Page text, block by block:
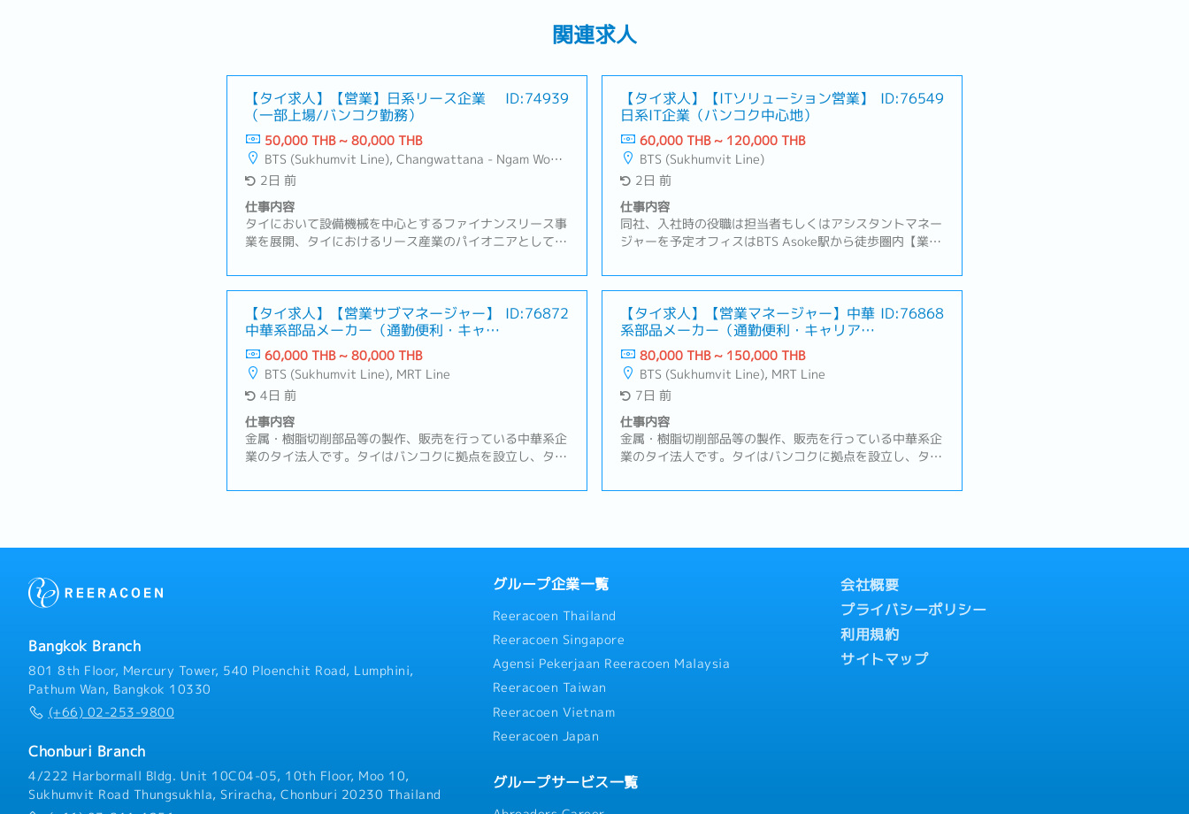
関連求人
【タイ求人】【営業】日系リース企業
（一部上場/バンコク勤務）
ID:74939
50,000 THB ~ 80,000 THB
BTS (Sukhumvit Line), Changwattana - Ngam Wong Wan, Lat Phrao, Din Daeng/Vibhavadi/Don Muang, Sai Mai
2日 前
仕事内容
タイにおいて設備機械を中心とするファイナンスリース事
業を展開、タイにおけるリース産業のパイオニアとしてそ
利便性向上のために、各種ファイナンスサービスの拡大を
図っております。【業務内容】・新規および既存顧客への
アプローチ（電話・メール・訪問）・日系企業向けの営
業・サポート業務・顧客ニーズのヒアリングおよび最適な
サービス・商品の提案・見積書の作成および価格・契約条
件の交渉・受注後の各種手続き（書類回収、社内連携、納
品までの進行管理）・顧客との関係構築および継続的なフ
ォローアップ・与信申請および関連書類の作成・社内関係
部署と顧客間の調整業務・売上目標（KPI）の達成・顧客
満足度の維持・向上および問題発生時の迅速な対応
【タイ求人】【ITソリューション営業】
日系IT企業（バンコク中心地）
ID:76549
60,000 THB ~ 120,000 THB
BTS (Sukhumvit Line)
2日 前
仕事内容
同社、入社時の役職は担当者もしくはアシスタントマネー
ジャーを予定オフィスはBTS Asoke駅から徒歩圏内【業務
ビス導入提案・業務改善やシステム化改善のパッケージ提
案・顧客の抱える問題やご要望をヒアリング、最適な解決
策を提案・顧客の目的を最大化するため、コスト・運用の
バランスを考えた提案・顧客の多くは製造業のため工業団
地へ訪問（アユタヤ周辺、サムットプラカーン、アマタナ
コンなど）・訪問時はドライバー付き社用車を利用
【タイ求人】【営業サブマネージャー】
中華系部品メーカー（通勤便利・キャリ
アパス豊富）
ID:76872
60,000 THB ~ 80,000 THB
BTS (Sukhumvit Line), MRT Line
4日 前
仕事内容
金属・樹脂切削部品等の製作、販売を行っている中華系企
業のタイ法人です。タイはバンコクに拠点を設立し、タイ
して機能しているBOI取得企業です。営業スタイルは主に
体製造装置向けの加工部品①案件の実務管理・受発注、納
ラブルの一次対応および社内エスカレーション②海外拠点
調整・情報の取りまとめおよび社内展開③サプライア対応
サポート・仕入先との納期調整・見積取得および価格管理
答、仕様確認・営業マネージャーの交渉サポート
【タイ求人】【営業マネージャー】中華
系部品メーカー（通勤便利・キャリアパ
ス豊富）
ID:76868
80,000 THB ~ 150,000 THB
BTS (Sukhumvit Line), MRT Line
7日 前
仕事内容
金属・樹脂切削部品等の製作、販売を行っている中華系企
業のタイ法人です。タイはバンコクに拠点を設立し、タイ
して機能しているBOI取得企業です。本ポジションでは、
携、一次処置・恒久的処置等の交渉を行っていただきま
メーカー）のフォロー営業を行っていただきます。【職務
内容】① 既存顧客管理・主要顧客との関係構築および維
持・価格改定、コストダウン要求への対応方針策定・顧客
要望に沿ったプロジェクト推進、期限管理② サプライヤ
ーマネジメント・仕入価格交渉およびコスト改善活動・品
質／納期トラブル発生時の是正対応・キャパシティ管理、
Bangkok Branch
801 8th Floor, Mercury Tower, 540 Ploenchit Road, Lumphini,
Pathum Wan, Bangkok 10330
(+66) 02-253-9800
Chonburi Branch
4/222 Harbormall Bldg. Unit 10C04-05, 10th Floor, Moo 10,
Sukhumvit Road Thungsukhla, Sriracha, Chonburi 20230 Thailand
グループ企業一覧
Reeracoen Thailand
Reeracoen Singapore
Agensi Pekerjaan Reeracoen Malaysia
Reeracoen Taiwan
Reeracoen Vietnam
Reeracoen Japan
グループサービス一覧
会社概要
プライバシーポリシー
利用規約
サイトマップ